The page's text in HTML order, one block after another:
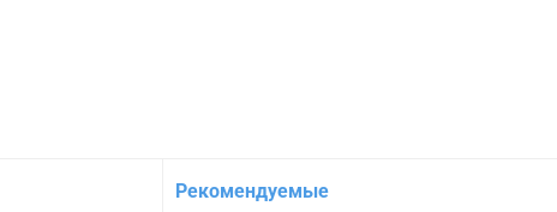
Рекомендуемые